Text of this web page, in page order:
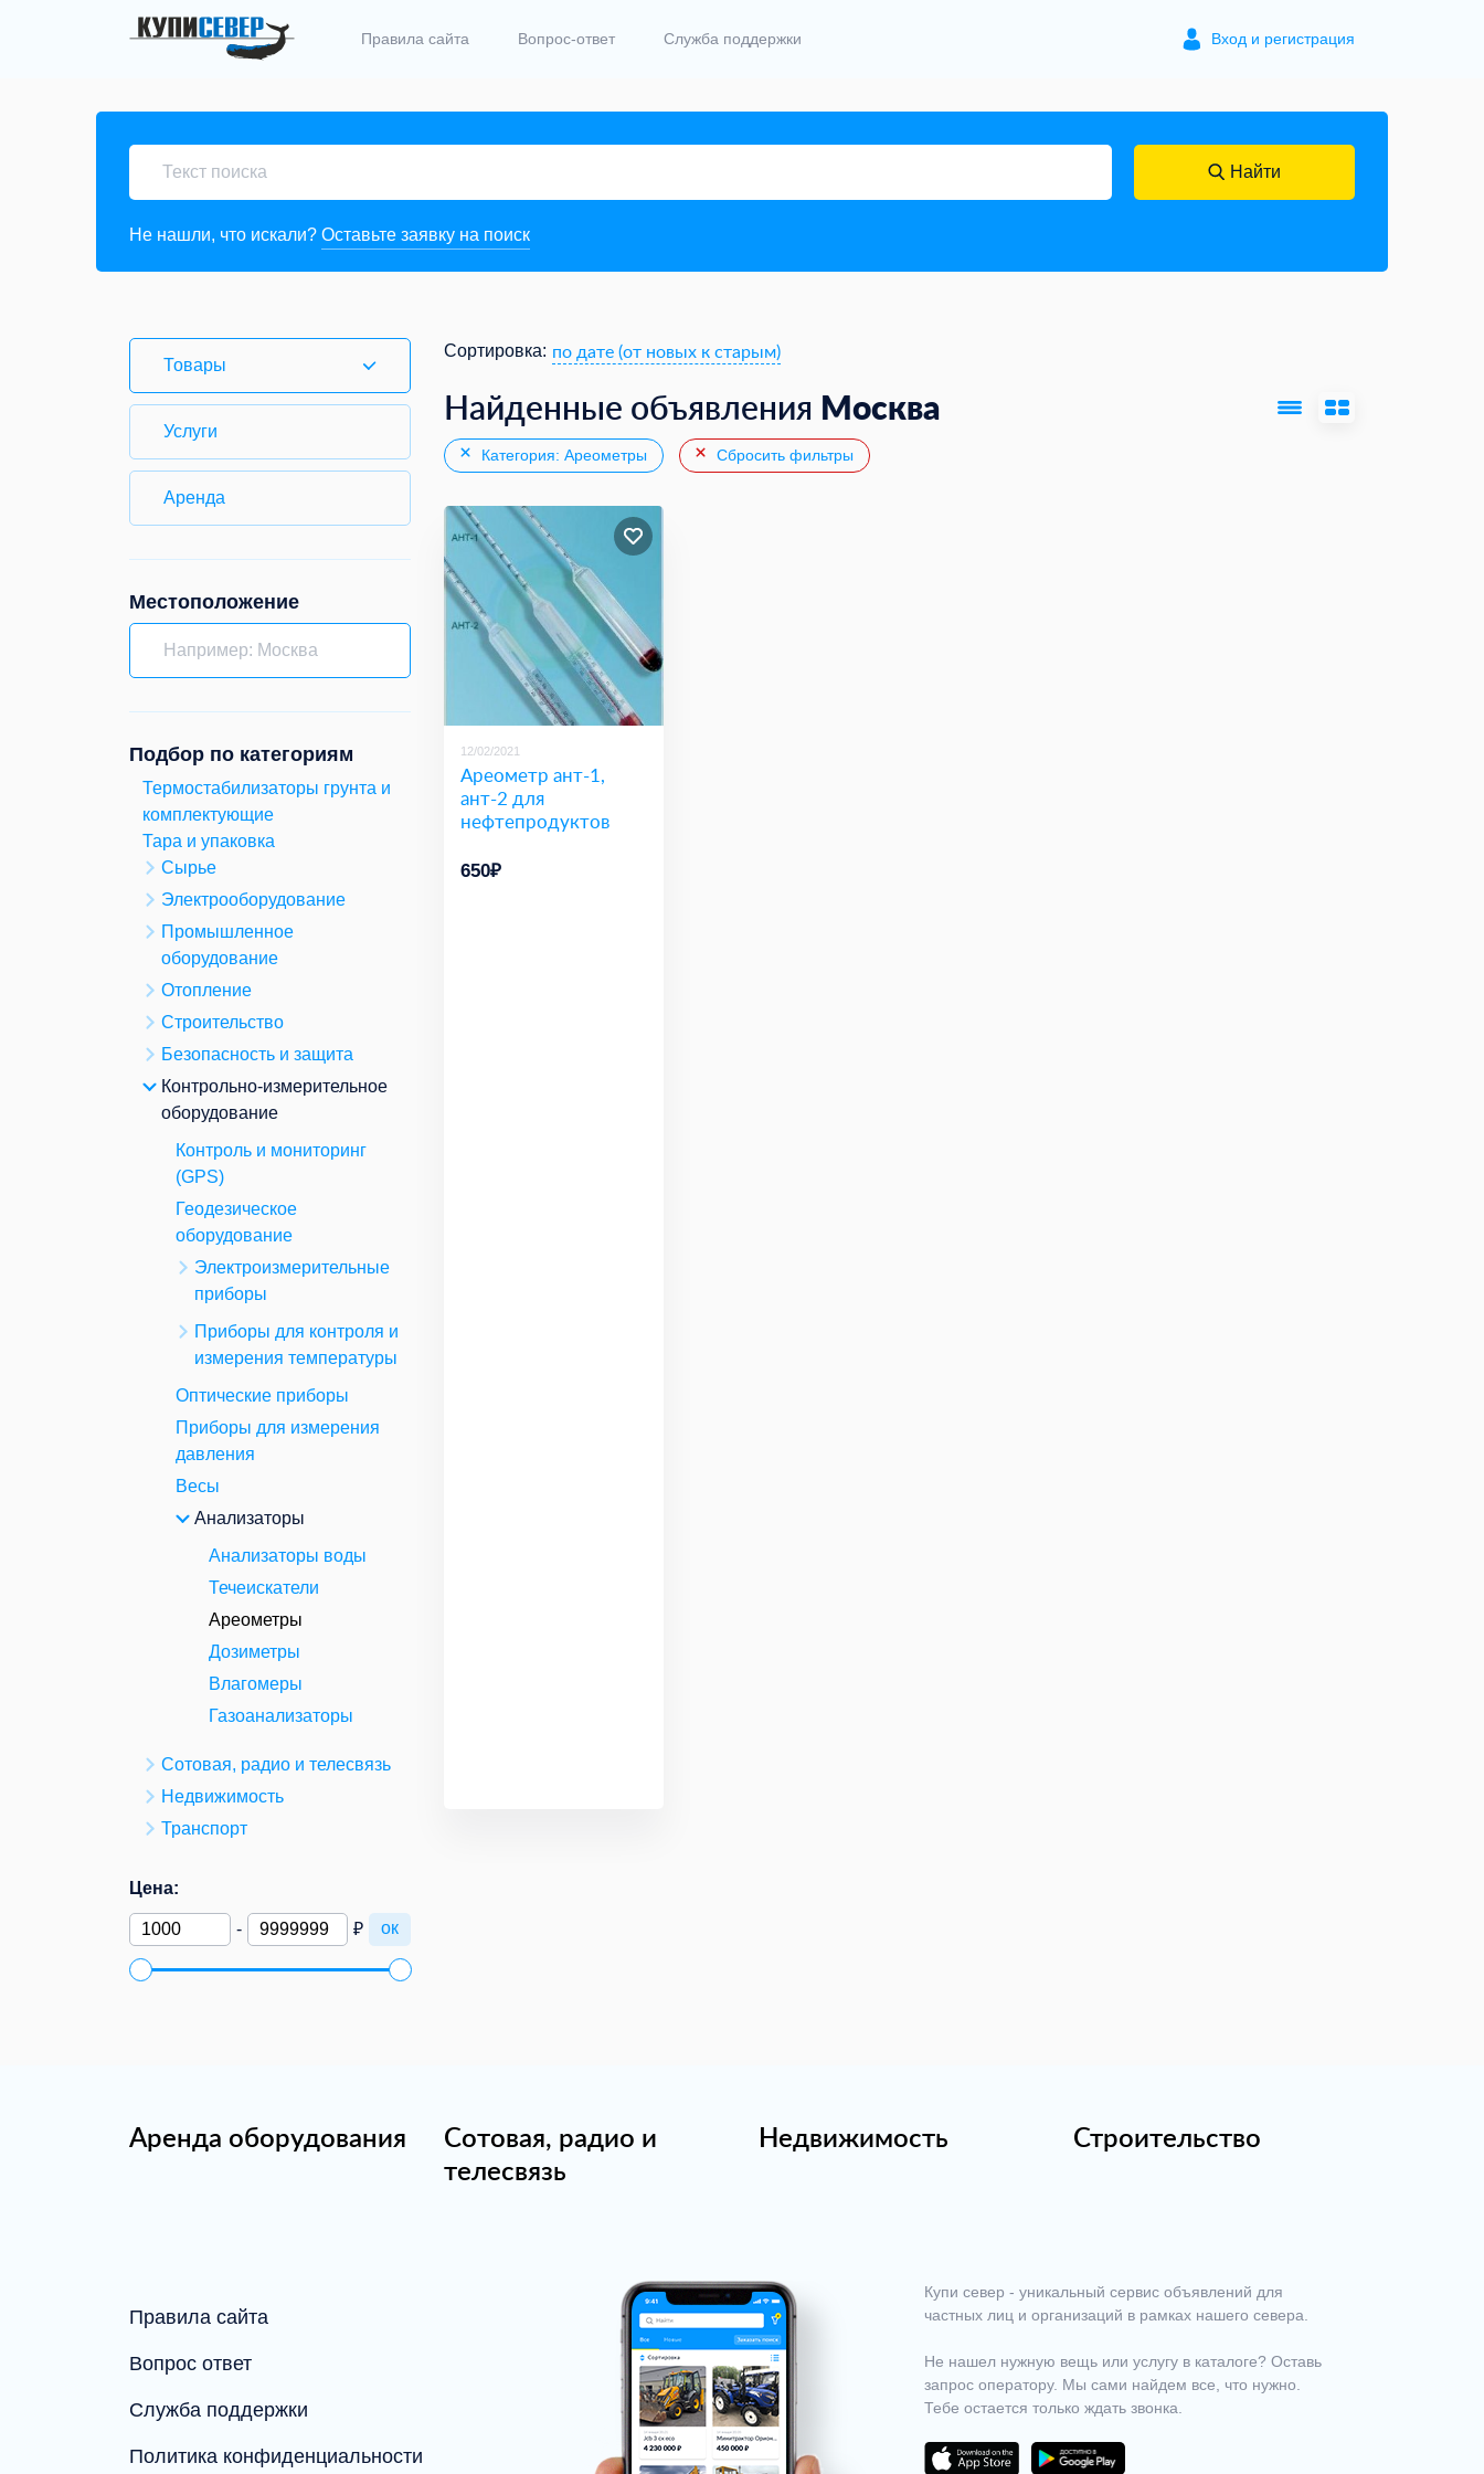
Правила сайта Вопрос-ответ Служба поддержки Вход и регистрация
Найти
Не нашли, что искали? Оставьте заявку на поиск
Товары
Услуги
Аренда
Местоположение
Подбор по категориям
Термостабилизаторы грунта и
комплектующие
Тара и упаковка
Сырье
Электрооборудование
Промышленное
оборудование
Отопление
Строительство
Безопасность и защита
Контрольно-измерительное
оборудование
Контроль и мониторинг
(GPS)
Геодезическое
оборудование
Электроизмерительные
приборы
Приборы для контроля и
измерения температуры
Оптические приборы
Приборы для измерения
давления
Весы
Анализаторы
Анализаторы воды
Течеискатели
Ареометры
Дозиметры
Влагомеры
Газоанализаторы
Сотовая, радио и телесвязь
Недвижимость
Транспорт
Цена:
- ₽ ок
Сортировка: по дате (от новых к старым)
Найденные объявления Москва
Категория: Ареометры Сбросить фильтры
12/02/2021
Ареометр ант-1,
ант-2 для
нефтепродуктов
650₽
Аренда оборудования
Сотовая, радио и
телесвязь
Недвижимость Строительство
Правила сайта
Вопрос ответ
Служба поддержки
Политика конфиденциальности
Купи север - уникальный сервис объявлений для
частных лиц и организаций в рамках нашего севера.
Не нашел нужную вещь или услугу в каталоге? Оставь
запрос оператору. Мы сами найдем все, что нужно.
Тебе остается только ждать звонка.